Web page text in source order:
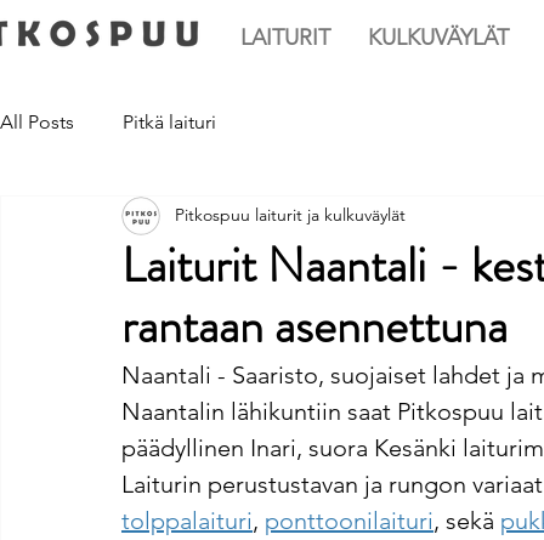
LAITURIT KULKUVÄYLÄT
All Posts Pitkä laituri
Laiturit Naantali -
rantaan asennettuna
Pitkospuu laiturit ja kulkuväylät
Naantali - Saaristo, suojaiset lahdet ja
Naantalin lähikuntiin saat Pitkospuu
päädyllinen Inari, suora Kesänki
Laiturin perustustavan ja rungon
tolppalaituri, ponttoonilaituri, sekä